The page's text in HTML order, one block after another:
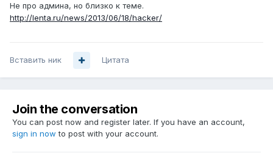
Не про админа, но близко к теме.
http://lenta.ru/news/2013/06/18/hacker/
Вставить ник Цитата
Join the conversation
You can post now and register later. If you have an account,
sign in now to post with your account.